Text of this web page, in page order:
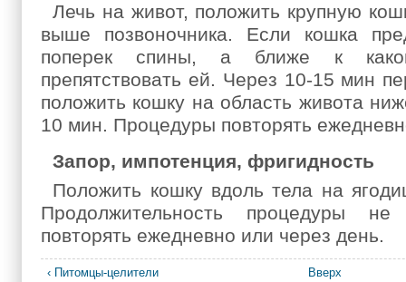
Лечь на живот, положить крупную
выше позвоночника. Если кошка
поперек спины, а ближе к
препятствовать ей. Через 10-15 мин
положить кошку на область живота
10 мин. Процедуры повторять
Запор, импотенция, фригидность
Положить кошку вдоль тела на
Продолжительность процедуры
повторять ежедневно или через день.
‹ Питомцы-целители Вверх